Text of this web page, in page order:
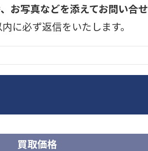
お写真などを添えてお問い合せ
に必ず返信をいたします。
買取価格